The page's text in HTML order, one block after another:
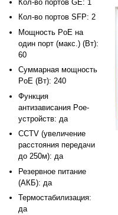
Кол-во портов GE: 1
Кол-во портов SFP: 2
Мощность PoE на
один порт (макс.) (Вт):
60
Суммарная мощность
PoE (Вт): 240
Функция
антизависания Poe-
устройств: да
CCTV (увеличение
расстояния передачи
до 250м): да
Резервное питание
(АКБ): да
Термостабилизация:
да